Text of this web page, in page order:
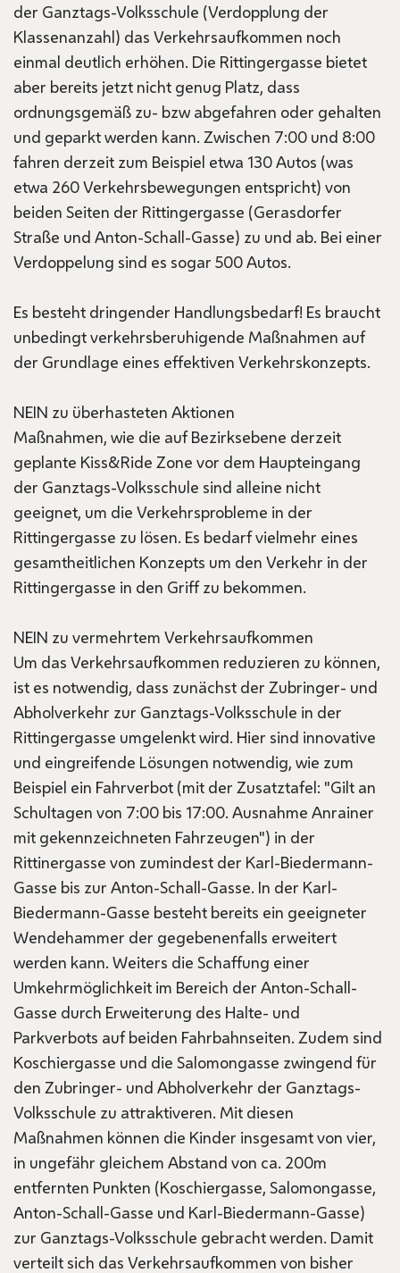
der Ganztags-Volksschule (Verdopplung der
Klassenanzahl) das Verkehrsaufkommen noch
einmal deutlich erhöhen. Die Rittingergasse bietet
aber bereits jetzt nicht genug Platz, dass
ordnungsgemäß zu- bzw abgefahren oder gehalten
und geparkt werden kann. Zwischen 7:00 und 8:00
fahren derzeit zum Beispiel etwa 130 Autos (was
etwa 260 Verkehrsbewegungen entspricht) von
beiden Seiten der Rittingergasse (Gerasdorfer
Straße und Anton-Schall-Gasse) zu und ab. Bei einer
Verdoppelung sind es sogar 500 Autos.
Es besteht dringender Handlungsbedarf! Es braucht
unbedingt verkehrsberuhigende Maßnahmen auf
der Grundlage eines effektiven Verkehrskonzepts.
NEIN zu überhasteten Aktionen
Maßnahmen, wie die auf Bezirksebene derzeit
geplante Kiss&Ride Zone vor dem Haupteingang
der Ganztags-Volksschule sind alleine nicht
geeignet, um die Verkehrsprobleme in der
Rittingergasse zu lösen. Es bedarf vielmehr eines
gesamtheitlichen Konzepts um den Verkehr in der
Rittingergasse in den Griff zu bekommen.
NEIN zu vermehrtem Verkehrsaufkommen
Um das Verkehrsaufkommen reduzieren zu können,
ist es notwendig, dass zunächst der Zubringer- und
Abholverkehr zur Ganztags-Volksschule in der
Rittingergasse umgelenkt wird. Hier sind innovative
und eingreifende Lösungen notwendig, wie zum
Beispiel ein Fahrverbot (mit der Zusatztafel: "Gilt an
Schultagen von 7:00 bis 17:00. Ausnahme Anrainer
mit gekennzeichneten Fahrzeugen") in der
Rittinergasse von zumindest der Karl-Biedermann-
Gasse bis zur Anton-Schall-Gasse. In der Karl-
Biedermann-Gasse besteht bereits ein geeigneter
Wendehammer der gegebenenfalls erweitert
werden kann. Weiters die Schaffung einer
Umkehrmöglichkeit im Bereich der Anton-Schall-
Gasse durch Erweiterung des Halte- und
Parkverbots auf beiden Fahrbahnseiten. Zudem sind
Koschiergasse und die Salomongasse zwingend für
den Zubringer- und Abholverkehr der Ganztags-
Volksschule zu attraktiveren. Mit diesen
Maßnahmen können die Kinder insgesamt von vier,
in ungefähr gleichem Abstand von ca. 200m
entfernten Punkten (Koschiergasse, Salomongasse,
Anton-Schall-Gasse und Karl-Biedermann-Gasse)
zur Ganztags-Volksschule gebracht werden. Damit
verteilt sich das Verkehrsaufkommen von bisher